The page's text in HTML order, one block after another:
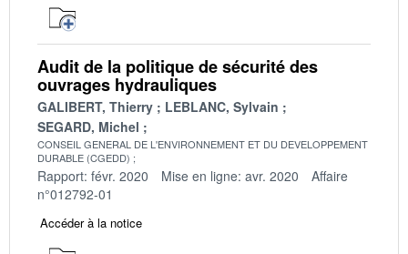
Audit de la politique de sécurité des
ouvrages hydrauliques
GALIBERT, Thierry
LEBLANC, Sylvain
SEGARD, Michel
CONSEIL GENERAL DE L'ENVIRONNEMENT ET DU DEVELOPPEMENT
DURABLE (CGEDD)
Rapport: févr. 2020 Mise en ligne: avr. 2020
Affaire
n°012792-01
Accéder à la notice